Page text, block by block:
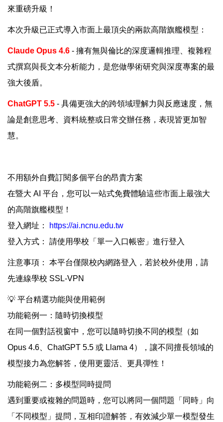
來重磅升級！
本次升級已正式導入市面上最頂尖的兩款高階旗艦模型：
Claude Opus 4.6 - 擁有無與倫比的深度邏輯推理、複雜程
式撰寫與長文本分析能力，是您做學術研究與深度專案的最
強大後盾。
ChatGPT 5.5 - 具備更強大的跨領域理解力與反應速度，無
論是創意思考、資料統整或日常交辦任務，表現皆更加智
慧。
不用額外自費訂閱多個平台的昂貴方案
在暨大 AI 平台，您可以一站式免費體驗這些市面上最強大
的高階旗艦模型！
登入網址：
https://ai.ncnu.edu.tw
登入方式： 請使用學校「單一入口帳密」進行登入
注意事項： 本平台僅限校內網路登入，若於校外使用，請
先連線學校 SSL-VPN
💡 平台精選功能與使用範例
功能範例一：隨時切換模型
在同一個對話視窗中，您可以隨時切換不同的模型（如
Opus 4.6、ChatGPT 5.5 或 Llama 4），讓不同擅長領域的
模型接力為您解答，使用更靈活、更具彈性！
功能範例二：多模型同時提問
遇到重要或複雜的問題時，您可以將同一個問題「同時」向
「不同模型」提問，互相印證解答，有效減少單一模型發生